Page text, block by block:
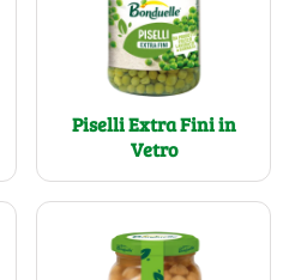
Piselli Extra Fini in
Vetro